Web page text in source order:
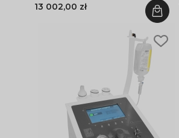
13 002,00 zł